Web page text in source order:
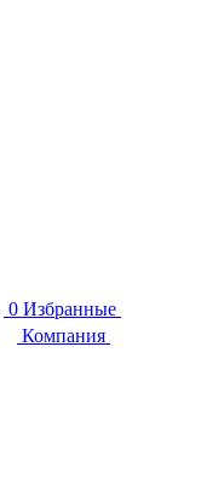
0 Избранные
Компания